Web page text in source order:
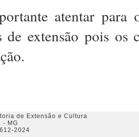
atentar para
de extensão pois
de Extensão e Cultura
- MG
2024